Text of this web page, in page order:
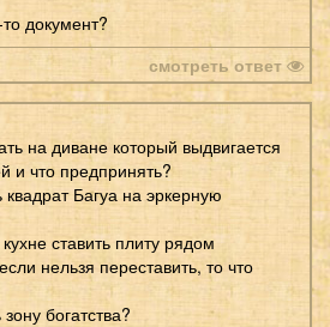
документ?
смотреть ответ
на диване который выдвигается
и что предпринять?
квадрат Багуа на эркерную
ставить плиту рядом
нельзя переставить, то что
богатства?